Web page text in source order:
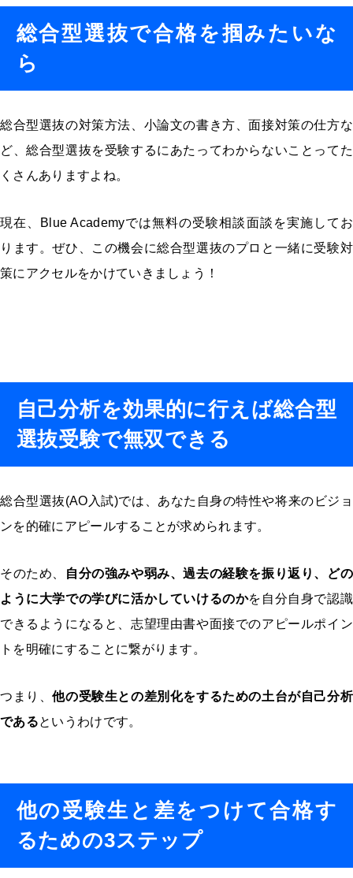
総合型選抜で合格を掴みたいな
ら
総合型選抜の対策方法、小論文の書き方、面接対策の仕方な
ど、総合型選抜を受験するにあたってわからないことってた
くさんありますよね。
現在、Blue Academyでは無料の受験相談面談を実施してお
ります。ぜひ、この機会に総合型選抜のプロと一緒に受験対
策にアクセルをかけていきましょう！
自己分析を効果的に行えば総合型
選抜受験で無双できる
総合型選抜(AO入試)では、あなた自身の特性や将来のビジョ
ンを的確にアピールすることが求められます。
そのため、
自分の強みや弱み、過去の経験を振り返り、どの
ように大学での学びに活かしていけるのかを自分自身で認識
できるようになると、志望理由書や面接でのアピールポイン
トを明確にすることに繋がります。
つまり、他の受験生との差別化をするための土台が自己分析
であるというわけです。
他の受験生と差をつけて合格す
るための3ステップ